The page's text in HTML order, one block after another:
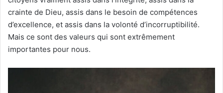
crainte de Dieu, assis dans le besoin de compétences
d’excellence, et assis dans la volonté d’incorruptibilité.
Mais ce sont des valeurs qui sont extrêmement
importantes pour nous.